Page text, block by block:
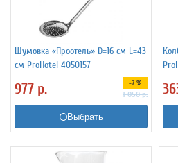
Шумовка «Проотель» D=16 см L=43
см ProHotel 4050157
977 р. -7 %
1 050р.
Выбрать